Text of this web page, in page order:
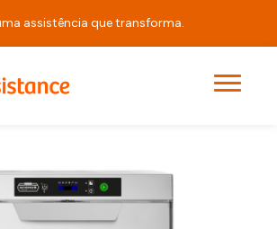
assistência que transforma.